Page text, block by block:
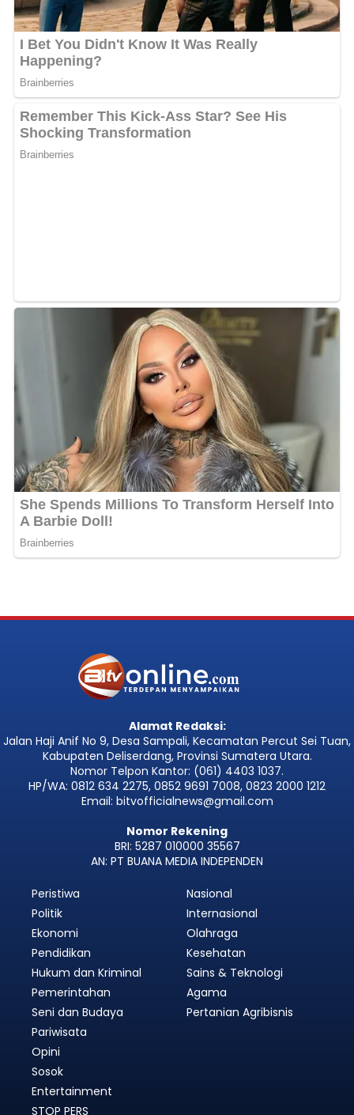
Alamat Redaksi:
Jalan Haji Anif No 9, Desa Sampali, Kecamatan Percut Sei Tuan,
Kabupaten Deliserdang, Provinsi Sumatera Utara.
Nomor Telpon Kantor: (061) 4403 1037.
HP/WA: 0812 634 2275, 0852 9691 7008, 0823 2000 1212
Email: bitvofficialnews@gmail.com
Nomor Rekening
BRI: 5287 010000 35567
AN: PT BUANA MEDIA INDEPENDEN
Peristiwa
Politik
Ekonomi
Pendidikan
Hukum dan Kriminal
Pemerintahan
Nasional
Internasional
Olahraga
Kesehatan
Sains & Teknologi
Agama
Seni dan Budaya
Pariwisata
Opini
Sosok
Entertainment
STOP PERS
Pertanian Agribisnis